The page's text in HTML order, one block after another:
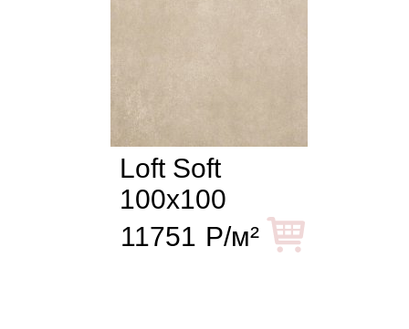
Loft Soft
100x100
11751 Р/м²